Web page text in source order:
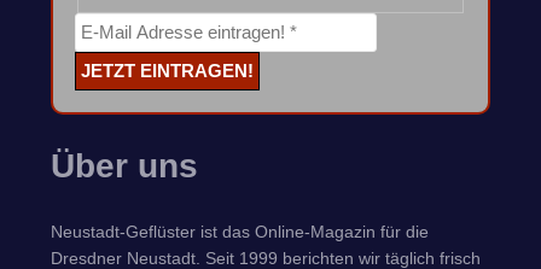
Über uns
Neustadt-Geflüster ist das Online-Magazin für die
Dresdner Neustadt. Seit 1999 berichten wir täglich frisch